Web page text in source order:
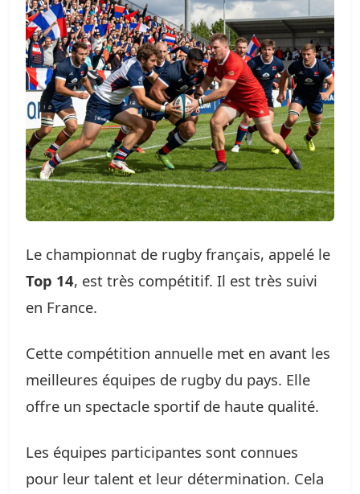
Le championnat de rugby français, appelé le
Top 14, est très compétitif. Il est très suivi
en France.
Cette compétition annuelle met en avant les
meilleures équipes de rugby du pays. Elle
offre un spectacle sportif de haute qualité.
Les équipes participantes sont connues
pour leur talent et leur détermination. Cela